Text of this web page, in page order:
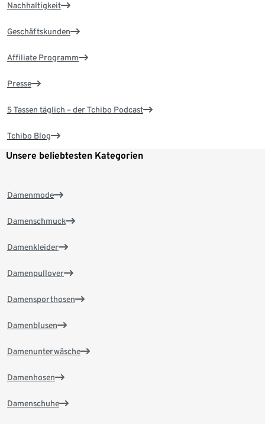
Nachhaltigkeit
Geschäftskunden
Affiliate Programm
Presse
5 Tassen täglich – der Tchibo Podcast
Tchibo Blog
Unsere beliebtesten Kategorien
Damenmode
Damenschmuck
Damenkleider
Damenpullover
Damensporthosen
Damenblusen
Damenunterwäsche
Damenhosen
Damenschuhe